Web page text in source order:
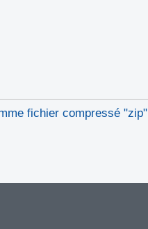
fichier compressé "zip"